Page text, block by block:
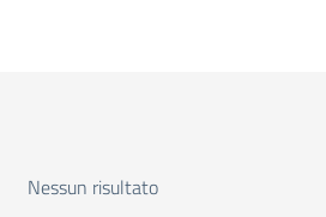
Nessun risultato